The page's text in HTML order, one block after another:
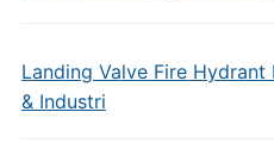
Landing Valve Fire
& Industri